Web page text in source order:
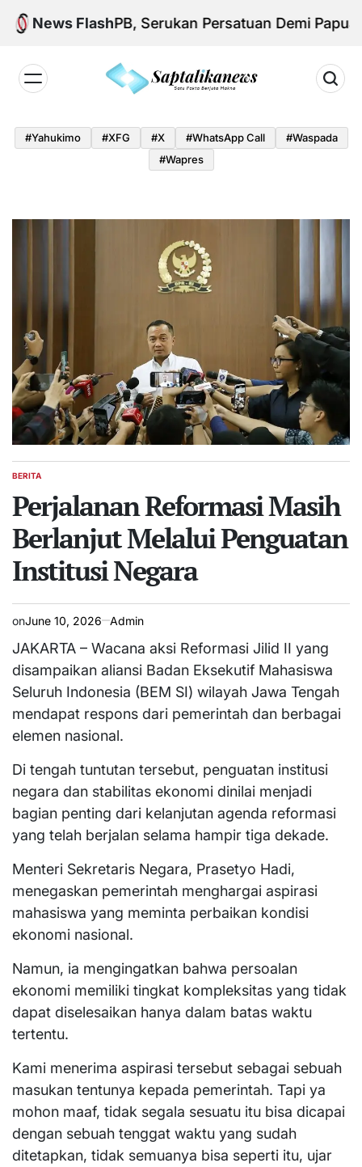
Skip
News Flash
Aksi KNPB, Serukan Persatuan Demi Papua yang
#yahukimo #XFG #x #WhatsApp Call
#waspada
#Wapres
POSTED
BERITA
Perjalanan Reformasi Masih
Berlanjut Melalui Penguatan
Institusi Negara
onJune 10, 2026 Admin
JAKARTA – Wacana aksi Reformasi Jilid II yang
disampaikan aliansi Badan Eksekutif Mahasiswa
Seluruh Indonesia (BEM SI) wilayah Jawa Tengah
mendapat respons dari pemerintah dan berbagai
elemen nasional.
Di tengah tuntutan tersebut, penguatan institusi
negara dan stabilitas ekonomi dinilai menjadi
bagian penting dari kelanjutan agenda reformasi
yang telah berjalan selama hampir tiga dekade.
Menteri Sekretaris Negara, Prasetyo Hadi,
menegaskan pemerintah menghargai aspirasi
mahasiswa yang meminta perbaikan kondisi
ekonomi nasional.
Namun, ia mengingatkan bahwa persoalan
ekonomi memiliki tingkat kompleksitas yang tidak
dapat diselesaikan hanya dalam batas waktu
tertentu.
Kami menerima aspirasi tersebut sebagai sebuah
masukan tentunya kepada pemerintah. Tapi ya
mohon maaf, tidak segala sesuatu itu bisa dicapai
dengan sebuah tenggat waktu yang sudah
ditetapkan, tidak semuanya bisa seperti itu, ujar